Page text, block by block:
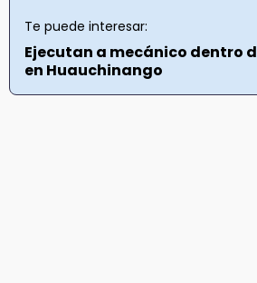
Te puede interesar:
Ejecutan a mecánico dentro
en Huauchinango